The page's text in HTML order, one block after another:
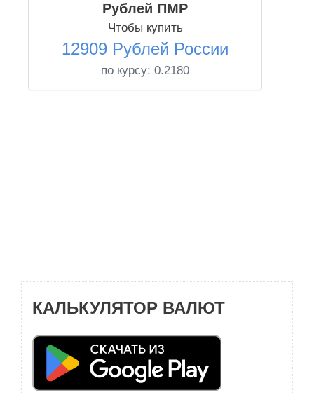
Рублей ПМР
Чтобы купить
12909 Рублей России
по курсу: 0.2180
КАЛЬКУЛЯТОР ВАЛЮТ